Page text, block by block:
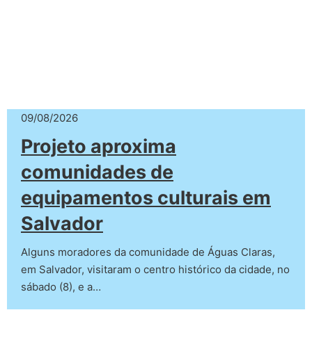
09/08/2026
Projeto aproxima
comunidades de
equipamentos culturais em
Salvador
Alguns moradores da comunidade de Águas Claras,
em Salvador, visitaram o centro histórico da cidade, no
sábado (8), e a…